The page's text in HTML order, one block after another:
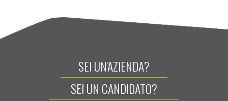
SEI UN'AZIENDA?
SEI UN CANDIDATO?